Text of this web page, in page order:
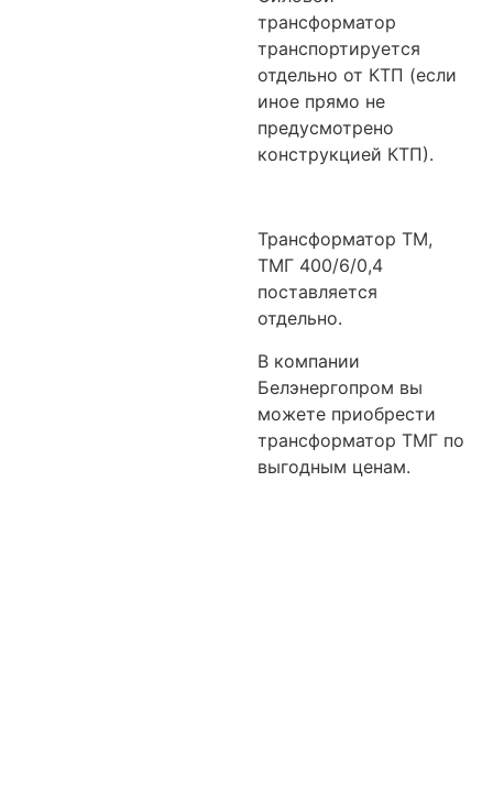
трансформатор
транспортируется
отдельно от КТП (если
иное прямо не
предусмотрено
конструкцией КТП).
Трансформатор ТМ,
ТМГ 400/6/0,4
поставляется
отдельно.
В компании
Белэнергопром вы
можете приобрести
трансформатор ТМГ по
выгодным ценам.